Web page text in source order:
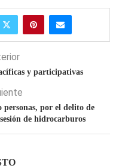
y participativas
por el delito de
de hidrocarburos